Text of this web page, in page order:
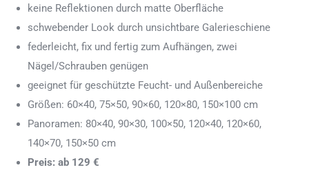
keine Reflektionen durch matte Oberfläche
schwebender Look durch unsichtbare Galerieschiene
federleicht, fix und fertig zum Aufhängen, zwei
Nägel/Schrauben genügen
geeignet für geschützte Feucht- und Außenbereiche
Größen: 60×40, 75×50, 90×60, 120×80, 150×100 cm
Panoramen: 80×40, 90×30, 100×50, 120×40, 120×60,
140×70, 150×50 cm
Preis: ab 129 €